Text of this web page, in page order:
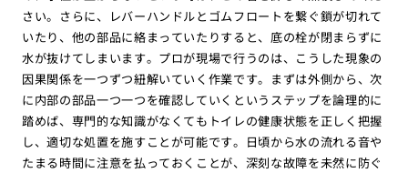
さい。さらに、レバーハンドルとゴムフロートを繋ぐ鎖が切れて
いたり、他の部品に絡まっていたりすると、底の栓が閉まらずに
水が抜けてしまいます。プロが現場で行うのは、こうした現象の
因果関係を一つずつ紐解いていく作業です。まずは外側から、次
に内部の部品一つ一つを確認していくというステップを論理的に
踏めば、専門的な知識がなくてもトイレの健康状態を正しく把握
し、適切な処置を施すことが可能です。日頃から水の流れる音や
たまる時間に注意を払っておくことが、深刻な故障を未然に防ぐ